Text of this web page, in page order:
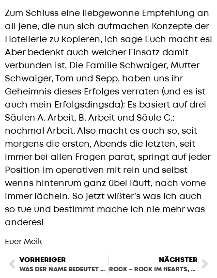
Zum Schluss eine liebgewonne Empfehlung an
all jene, die nun sich aufmachen Konzepte der
Hotellerie zu kopieren, ich sage Euch macht es!
Aber bedenkt auch welcher Einsatz damit
verbunden ist. Die Familie Schwaiger, Mutter
Schwaiger, Tom und Sepp, haben uns ihr
Geheimnis dieses Erfolges verraten (und es ist
auch mein Erfolgsdingsda): Es basiert auf drei
Säulen A. Arbeit, B. Arbeit und Säule C.:
nochmal Arbeit. Also macht es auch so, seit
morgens die ersten, Abends die letzten, seit
immer bei allen Fragen parat, springt auf jeder
Position im operativen mit rein und selbst
wenns hintenrum ganz übel läuft, nach vorne
immer lächeln. So jetzt wißter’s was ich auch
so tue und bestimmt mache ich nie mehr was
anderes!
Euer Meik
VORHERIGER
WAS DER NAME BEDEUTET UND WIE DAS LOGO ZU UNS KAM
NÄCHSTER
ROCK – ROCK IM HEARTS, DAS GLÜCK AUF ZUKUNFT UND DIE TRÄNEN DER UNTERSTÜTZUNG